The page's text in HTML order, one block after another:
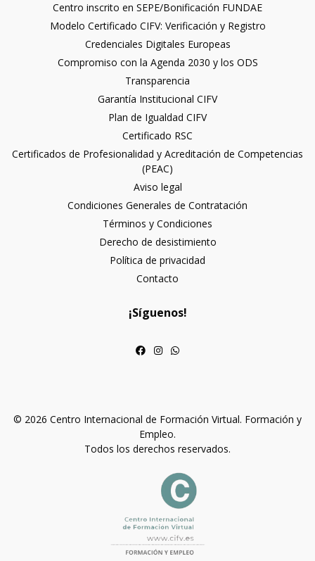
Centro inscrito en SEPE/Bonificación FUNDAE
Modelo Certificado CIFV: Verificación y Registro
Credenciales Digitales Europeas
Compromiso con la Agenda 2030 y los ODS
Transparencia
Garantía Institucional CIFV
Plan de Igualdad CIFV
Certificado RSC
Certificados de Profesionalidad y Acreditación de Competencias
(PEAC)
Aviso legal
Condiciones Generales de Contratación
Términos y Condiciones
Derecho de desistimiento
Política de privacidad
Contacto
¡Síguenos!
© 2026 Centro Internacional de Formación Virtual. Formación y
Empleo.
Todos los derechos reservados.